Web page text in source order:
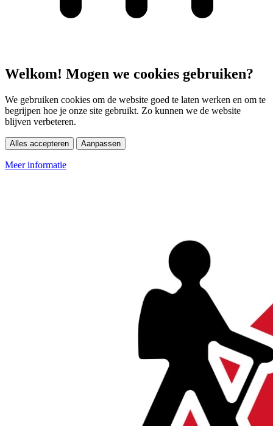
Welkom! Mogen we cookies gebruiken?
We gebruiken cookies om de website goed te laten werken en om te
begrijpen hoe je onze site gebruikt. Zo kunnen we de website
blijven verbeteren.
Alles accepteren Aanpassen
Meer informatie